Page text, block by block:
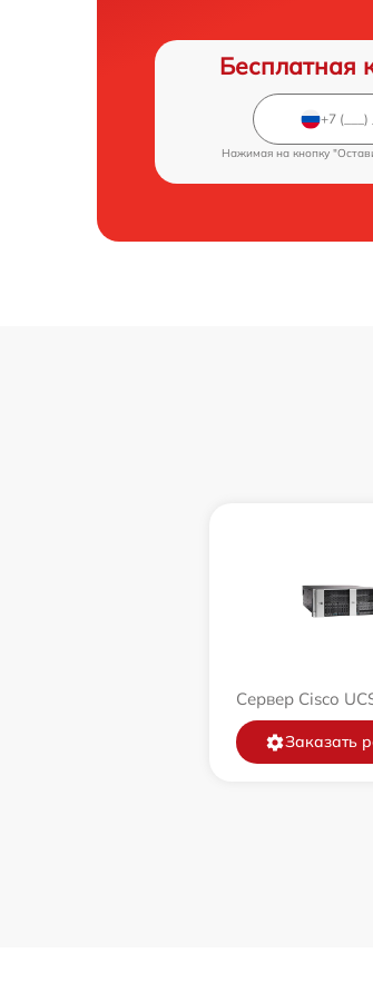
Бесплатная
Нажимая на кнопку
Сервер Cisco
Заказать